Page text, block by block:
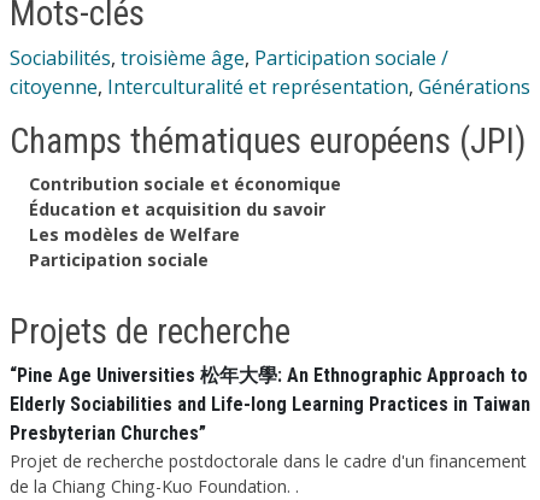
Mots-clés
Sociabilités, troisième âge, Participation sociale /
citoyenne, Interculturalité et représentation, Générations
Champs thématiques européens (JPI)
Contribution sociale et économique
Éducation et acquisition du savoir
Les modèles de Welfare
Participation sociale
Projets de recherche
“Pine Age Universities 松年大學: An Ethnographic Approach to
Elderly Sociabilities and Life-long Learning Practices in Taiwan
Presbyterian Churches”
Projet de recherche postdoctorale dans le cadre d'un financement
de la Chiang Ching-Kuo Foundation. .